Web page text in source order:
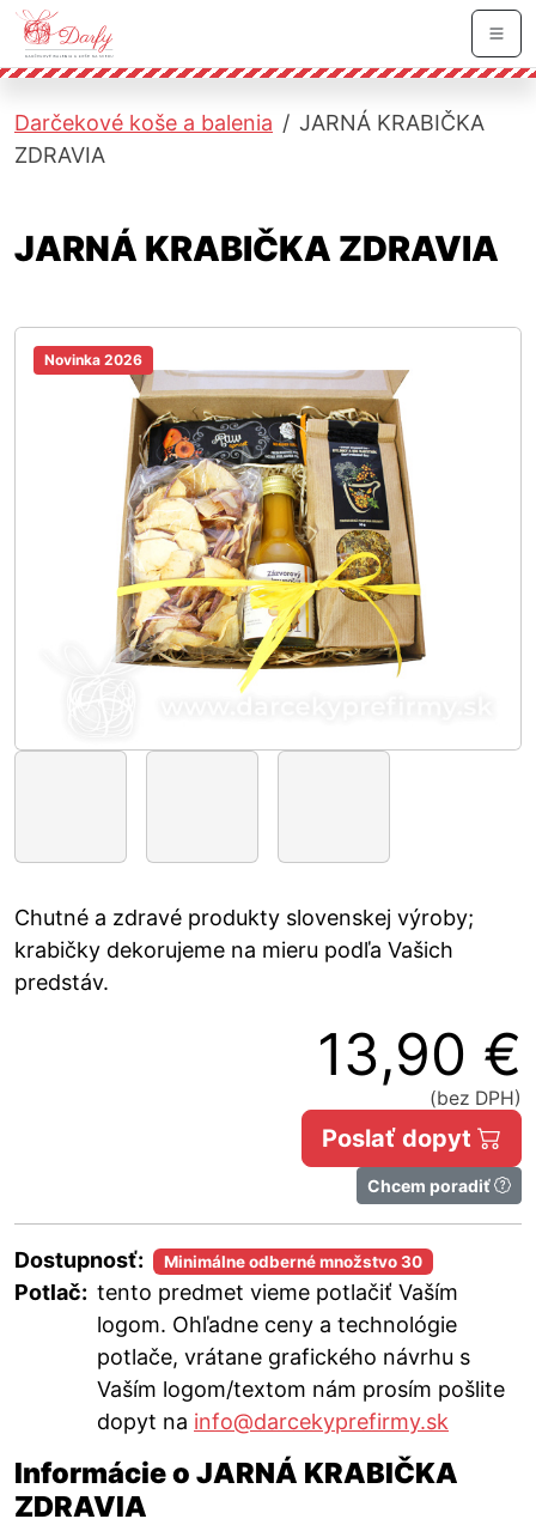
Skočiť na hlavnú navigáciu
Skočiť na obsah
Skočiť na bočnú lištu
Skočiť na pätičku
Darčekové koše a balenia
JARNÁ KRABIČKA
ZDRAVIA
JARNÁ KRABIČKA ZDRAVIA
Novinka 2026
Chutné a zdravé produkty slovenskej výroby;
krabičky dekorujeme na mieru podľa Vašich
predstáv.
13,90 €
(bez DPH)
Poslať dopyt
Chcem poradiť
Dostupnosť: Minimálne odberné množstvo 30
Potlač: tento predmet vieme potlačiť Vaším
logom. Ohľadne ceny a technológie
potlače, vrátane grafického návrhu s
Vaším logom/textom nám prosím pošlite
dopyt na info@darcekyprefirmy.sk
Informácie o JARNÁ KRABIČKA
ZDRAVIA